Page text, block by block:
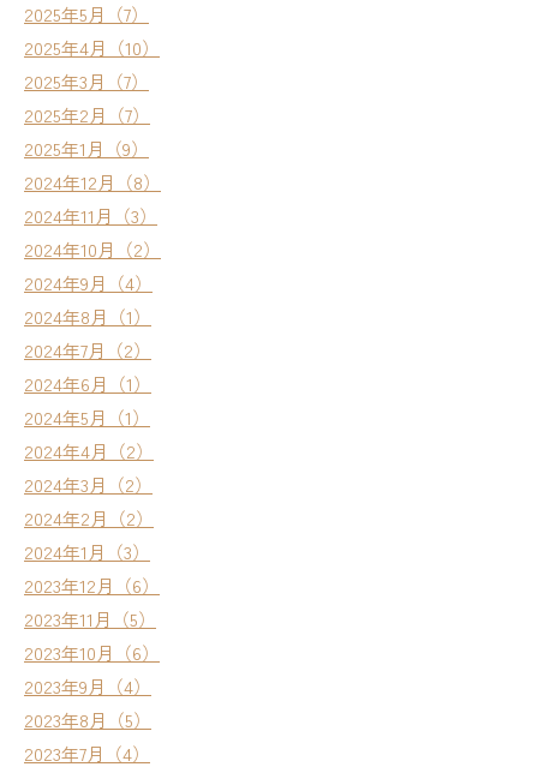
2025年5月（7）
2025年4月（10）
2025年3月（7）
2025年2月（7）
2025年1月（9）
2024年12月（8）
2024年11月（3）
2024年10月（2）
2024年9月（4）
2024年8月（1）
2024年7月（2）
2024年6月（1）
2024年5月（1）
2024年4月（2）
2024年3月（2）
2024年2月（2）
2024年1月（3）
2023年12月（6）
2023年11月（5）
2023年10月（6）
2023年9月（4）
2023年8月（5）
2023年7月（4）